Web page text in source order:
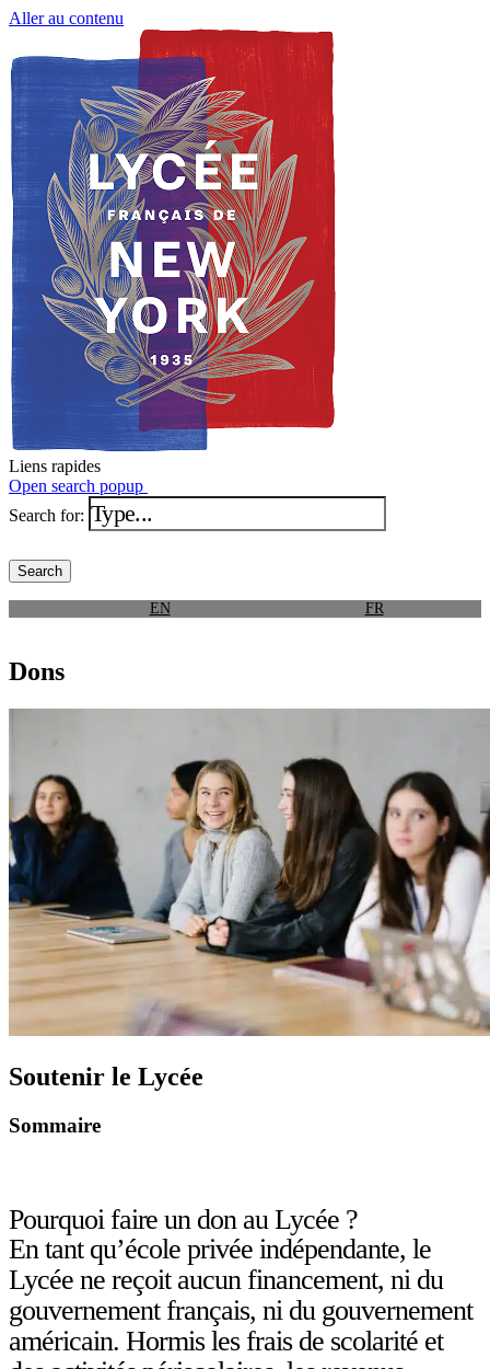
Aller au contenu
Liens rapides
Open search popup
Search for:
EN FR
Dons
Soutenir le Lycée
Sommaire
Pourquoi faire un don au Lycée ?
En tant qu’école privée indépendante, le
Lycée ne reçoit aucun financement, ni du
gouvernement français, ni du gouvernement
américain. Hormis les frais de scolarité et